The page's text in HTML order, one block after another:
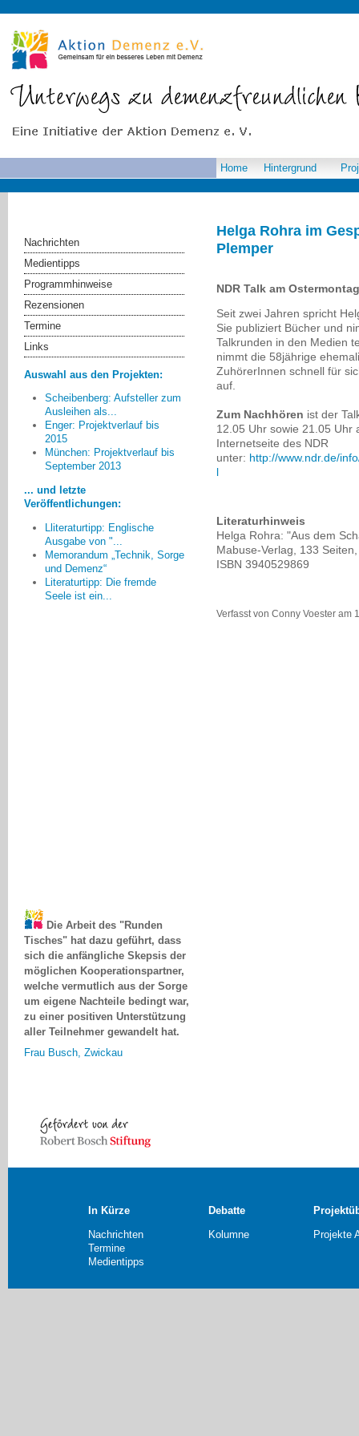
Helga Rohra im
Plemper
NDR Talk am
Seit zwei Jahren spricht
Sie publiziert Bücher und
Talkrunden in den Medien
nimmt die 58jährige
ZuhörerInnen schnell für
auf.
Zum Nachhören ist der
12.05 Uhr sowie 21.05 Uhr
Internetseite des NDR
unter: http://www.ndr.de/
l
Literaturhinweis
Helga Rohra: "Aus dem
Mabuse-Verlag, 133
ISBN 3940529869
Verfasst von Conny Voester am
Home Hintergrund
Nachrichten
Medientipps
Programmhinweise
Rezensionen
Termine
Links
Auswahl aus den Projekten:
Scheibenberg: Aufsteller zum
Ausleihen als...
Enger: Projektverlauf bis
2015
München: Projektverlauf bis
September 2013
... und letzte
Veröffentlichungen:
Lliteraturtipp: Englische
Ausgabe von "...
Memorandum „Technik, Sorge
und Demenz“
Literaturtipp: Die fremde
Seele ist ein...
Beeindruckt hat mich die
unbefangene Begegnung von
Demenz.
Tisches" hat dazu geführt, dass
sich die anfängliche Skepsis der
möglichen Kooperationspartner,
welche vermutlich aus der Sorge
um eigene Nachteile bedingt war,
zu einer positiven Unterstützung
aller Teilnehmer gewandelt hat.
In Kürze
Nachrichten
Termine
Medientipps
Debatte
Kolumne
Projekte